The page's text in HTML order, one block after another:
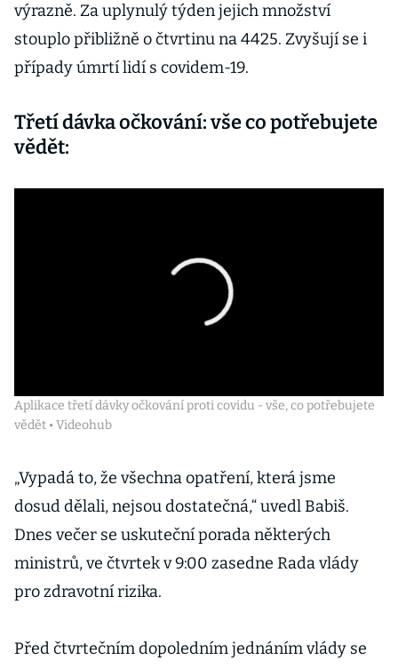
výrazně. Za uplynulý týden jejich množství
stouplo přibližně o čtvrtinu na 4425. Zvyšují se i
případy úmrtí lidí s covidem-19.
Třetí dávka očkování: vše co potřebujete
vědět:
Aplikace třetí dávky očkování proti covidu - vše, co potřebujete
vědět • Videohub
„Vypadá to, že všechna opatření, která jsme
dosud dělali, nejsou dostatečná,“ uvedl Babiš.
Dnes večer se uskuteční porada některých
ministrů, ve čtvrtek v 9:00 zasedne Rada vlády
pro zdravotní rizika.
Před čtvrtečním dopoledním jednáním vlády se